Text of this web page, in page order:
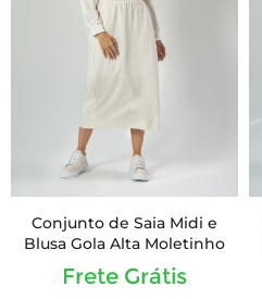
Conjunto de Saia Midi e
Blusa Gola Alta Moletinho
Frete Grátis